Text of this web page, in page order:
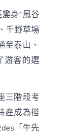
身“風谷
千野草場
至泰山、
游客的選
三階段考
產成為搭
「牛先